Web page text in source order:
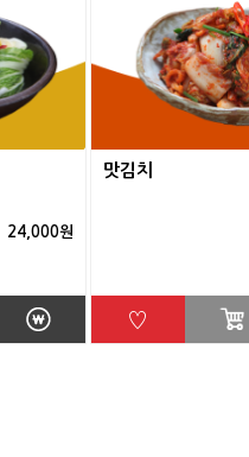
24,000원
맛김치
♡